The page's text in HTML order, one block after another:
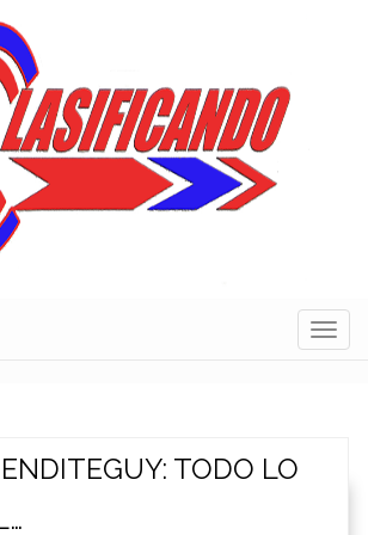
TODO LO